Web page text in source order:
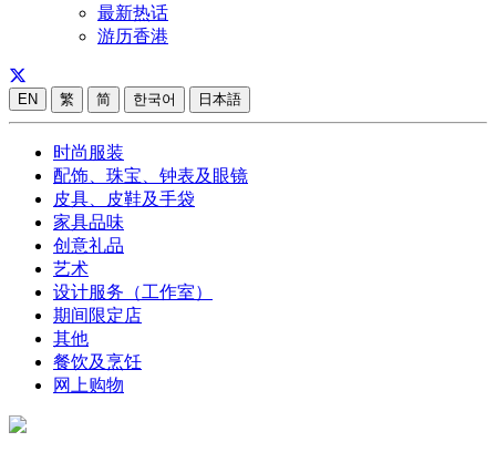
最新热话
游历香港
EN 繁 简 한국어 日本語
时尚服装
配饰、珠宝、钟表及眼镜
皮具、皮鞋及手袋
家具品味
创意礼品
艺术
设计服务（工作室）
期间限定店
其他
餐饮及烹饪
网上购物